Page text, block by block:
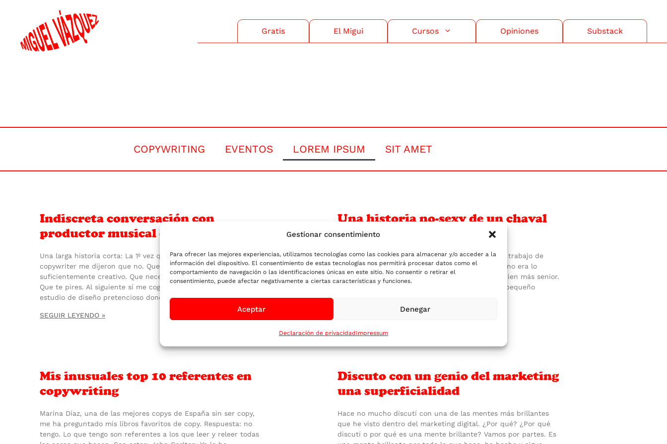
Gestionar consentimiento
Para ofrecer las mejores experiencias, utilizamos tecnologías como las cookies para almacenar y/o acceder a la
información del dispositivo. El consentimiento de estas tecnologías nos permitirá procesar datos como el
comportamiento de navegación o las identificaciones únicas en este sitio. No consentir o retirar el
consentimiento, puede afectar negativamente a ciertas características y funciones.
Aceptar Denegar
Declaración de privacidadImpressum
Gratis El Migui Cursos Opiniones Substack
COPYWRITING EVENTOS LOREM IPSUM SIT AMET
Indiscreta conversación con
productor musical de éxito
​Una larga historia corta: La 1º vez que fui a pedir trabajo de
copywriter me dijeron que no. Que no valía. Que no era lo
suficientemente creativo. Que necesitaban a alguien más senior.
Que te pires. Al siguiente sí me cogieron. Era un pequeño
estudio de diseño pretencioso donde hubo
SEGUIR LEYENDO »
Una historia no-sexy de un chaval
de 24 años
​Una larga historia corta: La 1º vez que fui a pedir trabajo de
copywriter me dijeron que no. Que no valía. Que no era lo
suficientemente creativo. Que necesitaban a alguien más senior.
Que te pires. Al siguiente sí me cogieron. Era un pequeño
Mis inusuales top 10 referentes en
copywriting
Marina Díaz, una de las mejores copys de España sin ser copy,
me ha preguntado mis libros favoritos de copy. Respuesta: no
tengo. Lo que tengo son referentes a los que leer y releer todas
Discuto con un genio del marketing
una superficialidad
Hace no mucho discutí con una de las mentes más brillantes
que he visto dentro del marketing digital. ¿Por qué? ¿Por qué
discutí o por qué es una mente brillante? Vamos por partes. Es